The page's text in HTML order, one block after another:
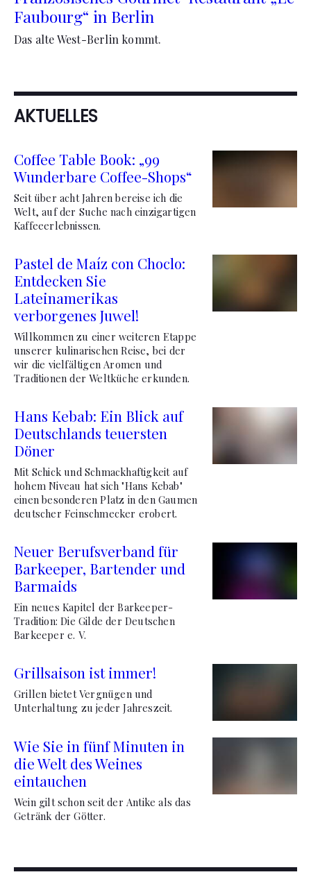
Faubourg“ in Berlin
Das alte West-Berlin kommt.
AKTUELLES
Coffee Table Book: „99
Wunderbare Coffee-Shops“
Seit über acht Jahren bereise ich die
Welt, auf der Suche nach einzigartigen
Kaffeeerlebnissen.
Pastel de Maíz con Choclo:
Entdecken Sie
Lateinamerikas
verborgenes Juwel!
Willkommen zu einer weiteren Etappe
unserer kulinarischen Reise, bei der
wir die vielfältigen Aromen und
Traditionen der Weltküche erkunden.
Hans Kebab: Ein Blick auf
Deutschlands teuersten
Döner
Mit Schick und Schmackhaftigkeit auf
hohem Niveau hat sich "Hans Kebab"
einen besonderen Platz in den Gaumen
deutscher Feinschmecker erobert.
Neuer Berufsverband für
Barkeeper, Bartender und
Barmaids
Ein neues Kapitel der Barkeeper-
Tradition: Die Gilde der Deutschen
Barkeeper e. V.
Grillsaison ist immer!
Grillen bietet Vergnügen und
Unterhaltung zu jeder Jahreszeit.
Wie Sie in fünf Minuten in
die Welt des Weines
eintauchen
Wein gilt schon seit der Antike als das
Getränk der Götter.